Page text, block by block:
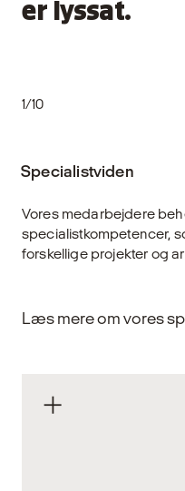
er lyssat.
1/10
Specialistviden
Vores medarbejdere
specialistkompetencer,
forskellige projekter og
Læs mere om vores